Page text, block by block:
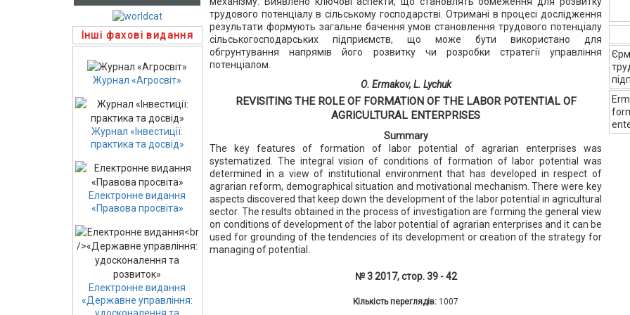
Інші фахові видання
Журнал «Агросвіт»
Журнал «Інвестиції:
практика та досвід»
Електронне видання
«Правова просвіта»
Електронне видання
«Державне управління:
трудового потенціалу в сільському господарстві. Отримані в процесі дослідження
результати формують загальне бачення умов становлення трудового потенціалу
сільськогосподарських підприємств, що може бути використано для
обгрунтування напрямів його розвитку чи розробки стратегії управління
потенціалом.
О. Ermakov, L. Lychuk
REVISITING THE ROLE OF FORMATION OF THE LABOR POTENTIAL OF
AGRICULTURAL ENTERPRISES
Summary
The key features of formation of labor potential of agrarian enterprises was
systematized. The integral vision of conditions of formation of labor potential was
determined in a view of institutional environment that has developed in respect of
agrarian reform, demographical situation and motivational mechanism. There were key
aspects discovered that keep down the development of the labor potential in agricultural
sector. The results obtained in the process of investigation are forming the general view
on conditions of development of the labor potential of agrarian enterprises and it can be
used for grounding of the tendencies of its development or creation of the strategy for
managing of potential.
№ 3 2017, стор. 39 - 42
Кількість переглядів: 1007